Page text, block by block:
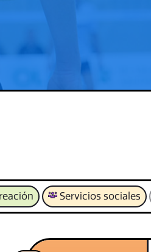
Servicios sociales